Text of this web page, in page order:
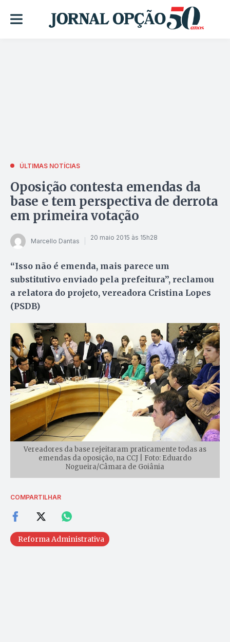
ÚLTIMAS NOTÍCIAS
Oposição contesta emendas da
base e tem perspectiva de derrota
em primeira votação
Marcello Dantas 20 maio 2015 às 15h28
“Isso não é emenda, mais parece um
substitutivo enviado pela prefeitura”, reclamou
a relatora do projeto, vereadora Cristina Lopes
(PSDB)
Vereadores da base rejeitaram praticamente todas as
emendas da oposição, na CCJ | Foto: Eduardo
Nogueira/Câmara de Goiânia
COMPARTILHAR
Reforma Administrativa